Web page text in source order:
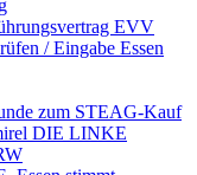
EVV
/ Eingabe Essen
zum STEAG-Kauf
DIE LINKE